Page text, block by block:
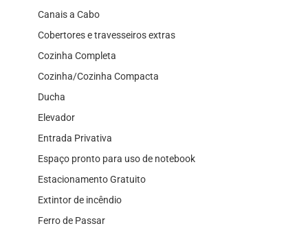
Canais a Cabo
Cobertores e travesseiros extras
Cozinha Completa
Cozinha/Cozinha Compacta
Ducha
Elevador
Entrada Privativa
Espaço pronto para uso de notebook
Estacionamento Gratuito
Extintor de incêndio
Ferro de Passar